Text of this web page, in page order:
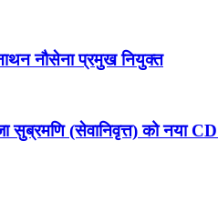
नौसेना प्रमुख नियुक्त
सुब्रमणि (सेवानिवृत्त) को नया